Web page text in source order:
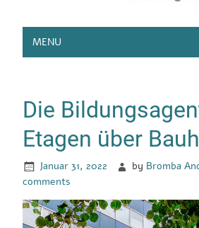
MENU
Die
Etagen über
Januar 31, 2022 by Bromba
comments